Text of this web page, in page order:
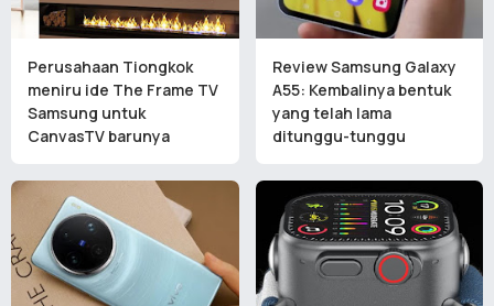
Perusahaan Tiongkok
meniru ide The Frame TV
Samsung untuk
CanvasTV barunya
Review Samsung Galaxy
A55: Kembalinya bentuk
yang telah lama
ditunggu-tunggu